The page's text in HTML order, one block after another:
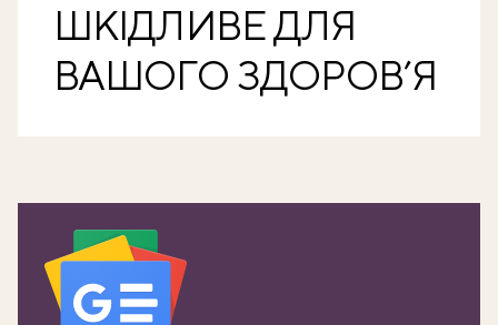
ШКІДЛИВЕ ДЛЯ
ВАШОГО ЗДОРОВ’Я